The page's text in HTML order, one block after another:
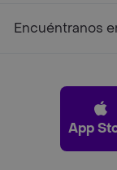
Encuéntranos
App